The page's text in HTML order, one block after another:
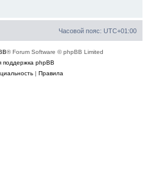
Часовой пояс: UTC+01:00
® Forum Software © phpBB Limited
поддержка phpBB
| Правила